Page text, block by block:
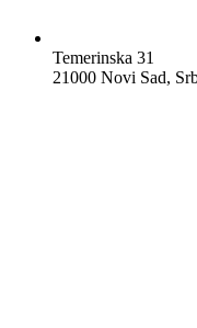
Temerinska 31
21000 Novi Sad,